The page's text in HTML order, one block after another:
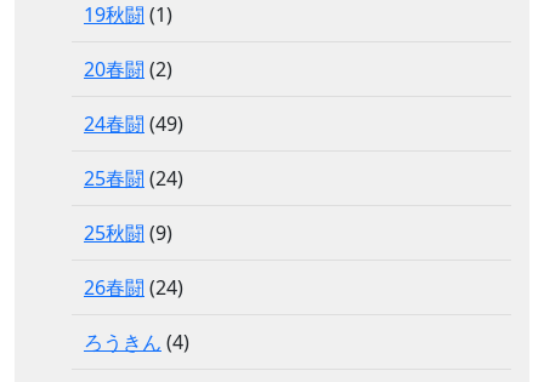
19秋闘 (1)
20春闘 (2)
24春闘 (49)
25春闘 (24)
25秋闘 (9)
26春闘 (24)
ろうきん (4)